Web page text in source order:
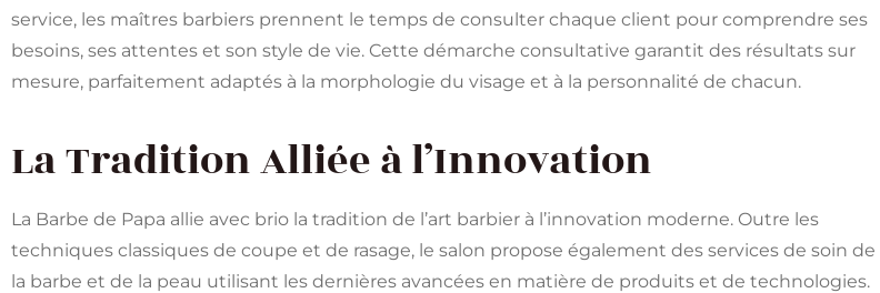
service, les maîtres barbiers prennent le temps de consulter chaque client pour comprendre ses
besoins, ses attentes et son style de vie. Cette démarche consultative garantit des résultats sur
mesure, parfaitement adaptés à la morphologie du visage et à la personnalité de chacun.
La Tradition Alliée à l’Innovation
La Barbe de Papa allie avec brio la tradition de l’art barbier à l’innovation moderne. Outre les
techniques classiques de coupe et de rasage, le salon propose également des services de soin de
la barbe et de la peau utilisant les dernières avancées en matière de produits et de technologies.